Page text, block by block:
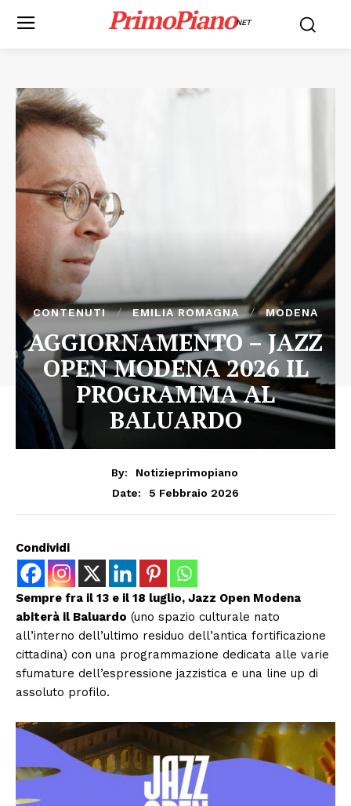
PrimoPianoNET
CONTENUTI EMILIA ROMAGNA MODENA
AGGIORNAMENTO – JAZZ
OPEN MODENA 2026 IL
PROGRAMMA AL
BALUARDO
By:
Notizieprimopiano
Date:
5 Febbraio 2026
Condividi
Sempre fra il 13 e il 18 luglio, Jazz Open Modena
abiterà il Baluardo (uno spazio culturale nato
all’interno dell’ultimo residuo dell’antica fortificazione
cittadina) con una programmazione dedicata alle varie
sfumature dell’espressione jazzistica e una line up di
assoluto profilo.